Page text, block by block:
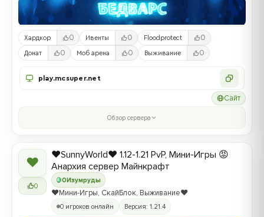
Хардкор 0 Ивенты 0 Floodprotect 0
Донат 0 Моб арена 0 Выживание 0
play.mcsuper.net
Сайт
Обзор сервера
❤
0
0Изумруды
❤️SunnyWorld❤️ 1.12-1.21 PvP, Мини-Игры 😡
Анархия сервер Майнкрафт
❤️Мини-Игры, СкайБлок, Выживание❤️
0 игроков онлайн Версия: 1.21.4